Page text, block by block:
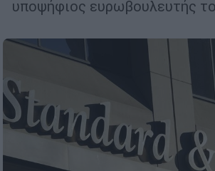
υποψήφιος ευρωβουλευτής